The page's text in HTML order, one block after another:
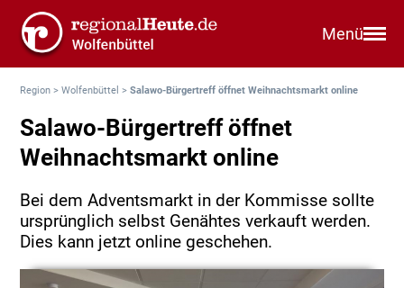
Menü
Region >Wolfenbüttel >Salawo-Bürgertreff öffnet Weihnachtsmarkt online
Salawo-Bürgertreff öffnet
Weihnachtsmarkt online
Bei dem Adventsmarkt in der Kommisse sollte
ursprünglich selbst Genähtes verkauft werden.
Dies kann jetzt online geschehen.